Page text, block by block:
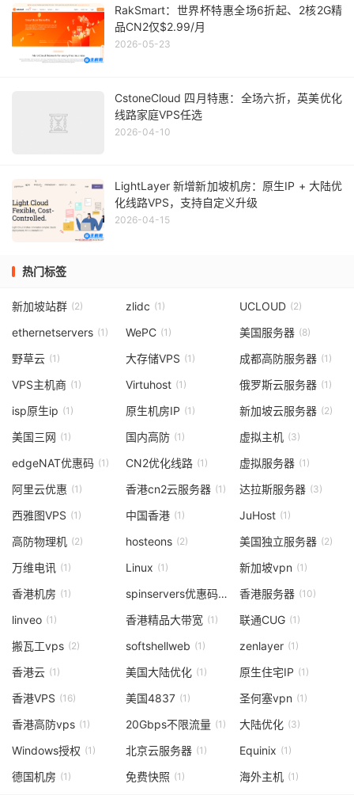
RakSmart：世界杯特惠全场6折起、2核2G精
品CN2仅$2.99/月
2026-05-23
CstoneCloud 四月特惠：全场六折，英美优化
线路家庭VPS任选
2026-04-10
LightLayer 新增新加坡机房：原生IP + 大陆优
化线路VPS，支持自定义升级
2026-04-15
热门标签
新加坡站群 (2) zlidc (1) UCLOUD (2)
ethernetservers (1) WePC (1) 美国服务器 (8)
野草云 (1) 大存储VPS (1) 成都高防服务器 (1)
VPS主机商 (1) Virtuhost (1) 俄罗斯云服务器 (1)
isp原生ip (1) 原生机房IP (1) 新加坡云服务器 (2)
美国三网 (1) 国内高防 (1) 虚拟主机 (3)
edgeNAT优惠码 (1) CN2优化线路 (1) 虚拟服务器 (1)
阿里云优惠 (1) 香港cn2云服务器 (1) 达拉斯服务器 (3)
西雅图VPS (1) 中国香港 (1) JuHost (1)
高防物理机 (2) hosteons (2) 美国独立服务器 (2)
万维电讯 (1) Linux (1) 新加坡vpn (1)
香港机房 (1) spinservers优惠码
(1) 香港服务器 (10)
linveo (1) 香港精品大带宽 (1) 联通CUG (1)
搬瓦工vps (2) softshellweb (1) zenlayer (1)
香港云 (1) 美国大陆优化 (1) 原生住宅IP (1)
香港VPS (16) 美国4837 (1) 圣何塞vpn (1)
香港高防vps (1) 20Gbps不限流量 (1) 大陆优化 (3)
Windows授权 (1) 北京云服务器 (1) Equinix (1)
德国机房 (1) 免费快照 (1) 海外主机 (1)